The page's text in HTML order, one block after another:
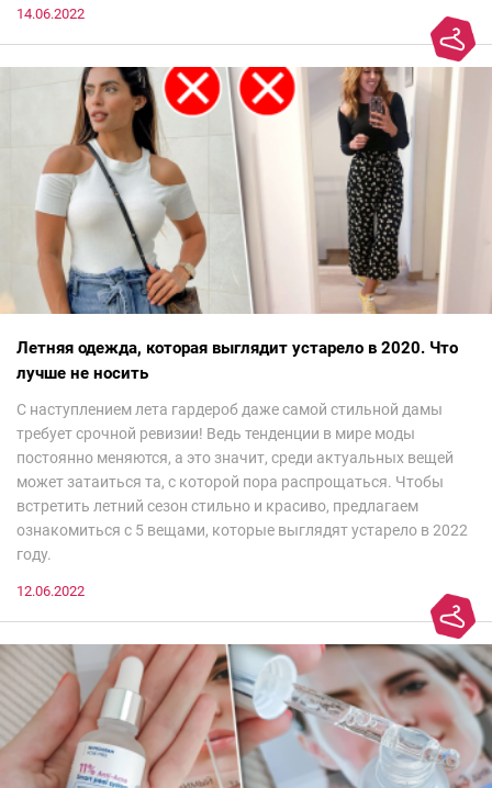
14.06.2022
Летняя одежда, которая выглядит устарело в 2020. Что
лучше не носить
С наступлением лета гардероб даже самой стильной дамы
требует срочной ревизии! Ведь тенденции в мире моды
постоянно меняются, а это значит, среди актуальных вещей
может затаиться та, с которой пора распрощаться. Чтобы
встретить летний сезон стильно и красиво, предлагаем
ознакомиться с 5 вещами, которые выглядят устарело в 2022
году.
12.06.2022